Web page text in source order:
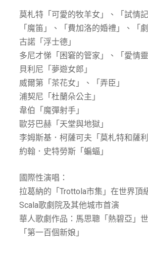
莫札特「可愛的牧羊女」、「試情
「魔笛」、「費加洛的婚禮」、「劇
古諾「浮士德」
多尼才悌「困窘的管家」、「愛情靈
貝利尼「夢遊女郎」
威爾第「茶花女」、「弄臣」
浦契尼「杜蘭朵公主」
韋伯「魔彈射手」
歐芬巴赫「天堂與地獄」
李姆斯基．柯薩可夫「莫札特和薩利
約翰．史特勞斯「蝙蝠」
國際性演唱：
拉葛納的「Trottola市集」在世界頂
Scala歌劇院及其他城市首演
華人歌劇作品：馬思聰「熱碧亞」
「第一百個新娘」